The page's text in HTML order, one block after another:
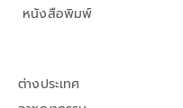
หนังสือพิมพ์
ต่างประเทศ